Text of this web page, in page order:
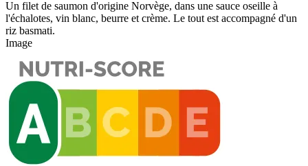
Un filet de saumon d'origine Norvège, dans une sauce oseille à
l'échalotes, vin blanc, beurre et crème. Le tout est accompagné d'un
riz basmati.
Image